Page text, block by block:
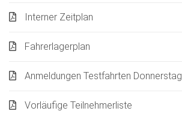
Interner Zeitplan
Fahrerlagerplan
Anmeldungen Testfahrten Donnerstag
Vorläufige Teilnehmerliste